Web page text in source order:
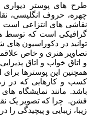
طرح های پوستر
چهره، حروف انگلیسی،
نقاشی های انتزاعی است
گرافیکی است که توسط
توانید در دکوراسیون های
تصاویر هنری و خاص
و اتاق خواب و اتاق
همچنین این پوسترها برای
کسب و کارهایی که در
باشد. مانند نمایشگاه
فشن. چرا که تصویر یک
زیبا، زیبایی و پیچیدگی